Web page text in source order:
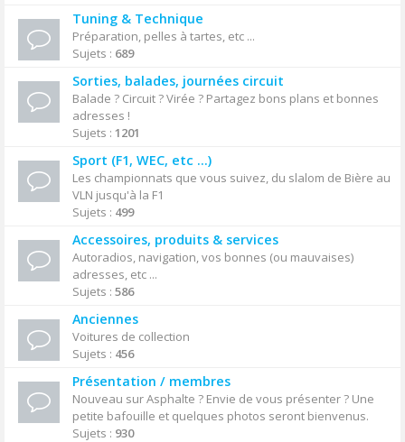
Tuning & Technique
Préparation, pelles à tartes, etc ...
Sujets : 689
Sorties, balades, journées circuit
Balade ? Circuit ? Virée ? Partagez bons plans et bonnes
adresses !
Sujets : 1201
Sport (F1, WEC, etc ...)
Les championnats que vous suivez, du slalom de Bière au
VLN jusqu'à la F1
Sujets : 499
Accessoires, produits & services
Autoradios, navigation, vos bonnes (ou mauvaises)
adresses, etc ...
Sujets : 586
Anciennes
Voitures de collection
Sujets : 456
Présentation / membres
Nouveau sur Asphalte ? Envie de vous présenter ? Une
petite bafouille et quelques photos seront bienvenus.
Sujets : 930